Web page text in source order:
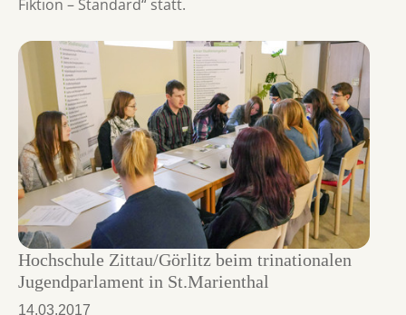
Fiktion – Standard“ statt.
Hochschule Zittau/Görlitz beim trinationalen
Jugendparlament in St.Marienthal
14.03.2017